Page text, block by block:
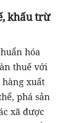
khấu trừ
hóa
thuế với
xuất
phá sản
xã được